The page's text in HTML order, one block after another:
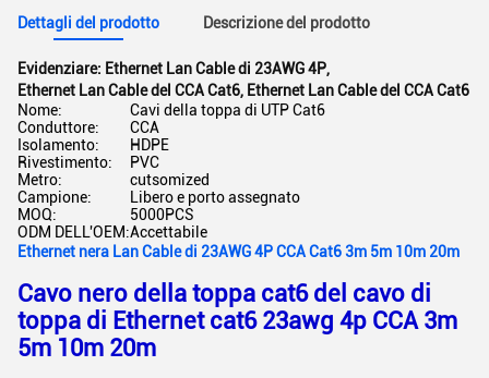
Dettagli del prodotto Descrizione del prodotto
Evidenziare: Ethernet Lan Cable di 23AWG 4P,
Ethernet Lan Cable del CCA Cat6, Ethernet Lan Cable del CCA Cat6
Nome:
Cavi della toppa di UTP Cat6
Conduttore:
CCA
Isolamento:
HDPE
Rivestimento:
PVC
Metro:
cutsomized
Campione:
Libero e porto assegnato
MOQ:
5000PCS
ODM DELL'OEM:Accettabile
Ethernet nera Lan Cable di 23AWG 4P CCA Cat6 3m 5m 10m 20m
Cavo nero della toppa cat6 del cavo di
toppa di Ethernet cat6 23awg 4p CCA 3m
5m 10m 20m